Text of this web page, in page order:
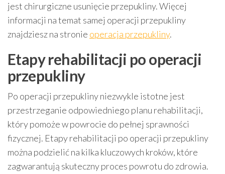
jest chirurgiczne usunięcie przepukliny. Więcej
informacji na temat samej operacji przepukliny
znajdziesz na stronie operacja przepukliny.
Etapy rehabilitacji po operacji
przepukliny
Po operacji przepukliny niezwykle istotne jest
przestrzeganie odpowiedniego planu rehabilitacji,
który pomoże w powrocie do pełnej sprawności
fizycznej. Etapy rehabilitacji po operacji przepukliny
można podzielić na kilka kluczowych kroków, które
zagwarantują skuteczny proces powrotu do zdrowia.